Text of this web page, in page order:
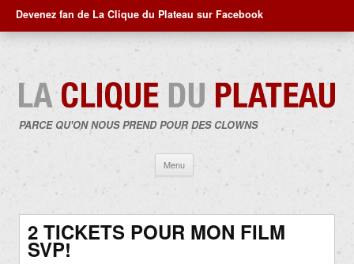
Devenez fan de La Clique du Plateau sur Facebook
PARCE QU'ON NOUS PREND POUR DES CLOWNS
Menu
contenu
2 TICKETS POUR MON FILM
SVP!